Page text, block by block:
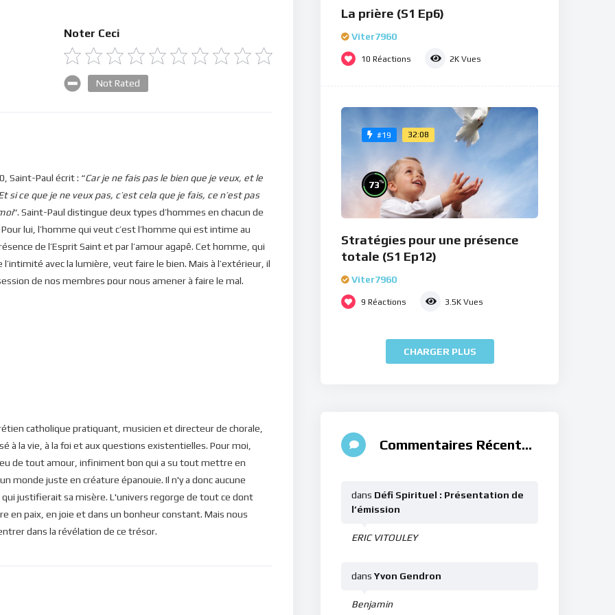
Noter Ceci
Not Rated
Saint-Paul écrit : “Car je ne fais pas le bien que je veux, et le
si ce que je ne veux pas, c’est cela que je fais, ce n’est pas
“. Saint-Paul distingue deux types d’hommes en chacun de
lui, l’homme qui veut c’est l’homme qui est intime au
de l’Esprit Saint et par l’amour agapê. Cet homme, qui
avec la lumière, veut faire le bien. Mais à l’extérieur, il
de nos membres pour nous amener à faire le mal.
notre constitution spirituelle à la lumière de ce que Saint-
Saint-Pierre (2 Pi 3, 16), ces textes de Saint-Paul ne sont pas
sommes appelés à tuer en nous le vieil homme, dépasser
spirituel intérieur de la conscience afin d’avoir
amour véritable qui changera le monde.
veuillez cliquer ici : [newsletter_button id=2
en mesure de poster des commentaires) et pour les
catholique pratiquant, musicien et directeur de chorale,
à la vie, à la foi et aux questions existentielles. Pour moi,
de tout amour, infiniment bon qui a su tout mettre en
monde juste en créature épanouie. Il n'y a donc aucune
justifierait sa misère. L'univers regorge de tout ce dont
en paix, en joie et dans un bonheur constant. Mais nous
dans la révélation de ce trésor.
La prière (S1 Ep6)
Viter7960
10 Réactions 2K Vues
#19 32:08
73%
Stratégies pour une présence
totale (S1 Ep12)
Viter7960
9 Réactions 3.5K Vues
CHARGER PLUS
Commentaires Récents
ERIC VITOULEY
dans Défi Spirituel : Présentation de
l’émission
Benjamin
dansYvon Gendron